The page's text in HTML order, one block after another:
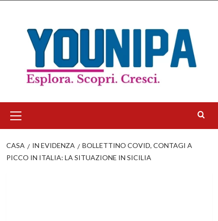
contenuto
principale
CASA IN EVIDENZA
BOLLETTINO COVID, CONTAGI A
PICCO IN ITALIA: LA SITUAZIONE IN SICILIA